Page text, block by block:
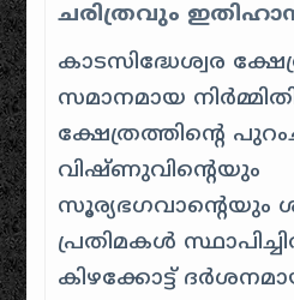
ചരിത്രവും
കാടസിദ്ധേശ്വര
സമാനമായ
ക്ഷേത്രത്തിന്റെ
വിഷ്ണുവിന്റെയും
സൂര്യഭഗവാന്റെയും
പ്രതിമകൾ
കിഴക്കോട്ട്